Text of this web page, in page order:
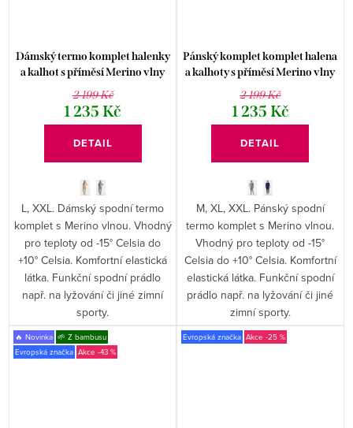
Dámský termo komplet halenky
a kalhot s příměsí Merino vlny
Gaubert
2 199 Kč
1 235 Kč
DETAIL
L, XXL. Dámský spodní termo
komplet s Merino vlnou. Vhodný
pro teploty od -15° Celsia do
+10° Celsia. Komfortní elastická
látka. Funkční spodní prádlo
např. na lyžování či jiné zimní
sporty.
Pánský komplet komplet halena
a kalhoty s příměsí Merino vlny
Gaubert
2 199 Kč
1 235 Kč
DETAIL
M, XL, XXL. Pánský spodní
termo komplet s Merino vlnou.
Vhodný pro teploty od -15°
Celsia do +10° Celsia. Komfortní
elastická látka. Funkční spodní
prádlo např. na lyžování či jiné
zimní sporty.
🔥 Novinka 🌱 Z bambusu
Evropská značka
-43 %
Evropská značka -25 %